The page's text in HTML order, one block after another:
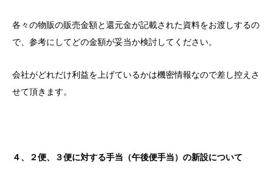
各々の物販の販売金額と還元金が記載された資料をお渡しするの
で、参考にしてどの金額が妥当か検討してください。
会社がどれだけ利益を上げているかは機密情報なので差し控えさ
せて頂きます。
４、２便、３便に対する手当（午後便手当）の新設について